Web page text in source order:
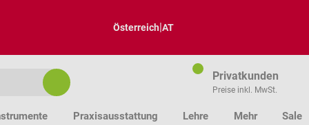
Österreich|AT
Privatkunden
Preise inkl. MwSt.
Praxisausstattung Lehre Mehr Sale